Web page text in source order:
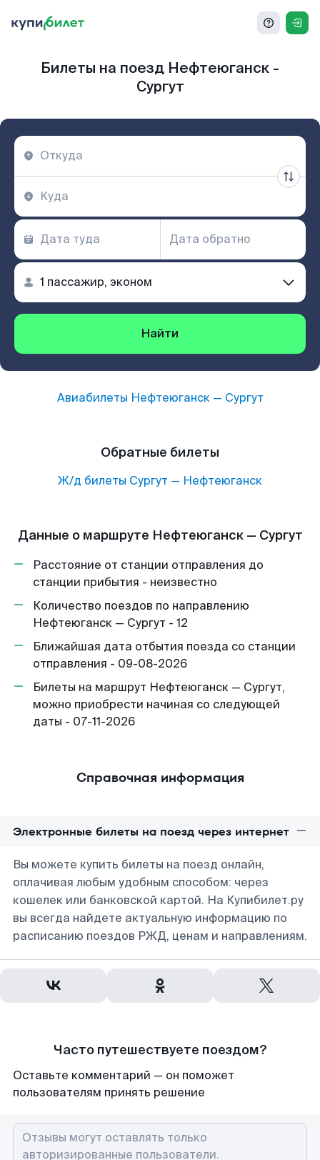
Билеты на поезд Нефтеюганск -
Сургут
Найти
Авиабилеты Нефтеюганск— Сургут
Обратные билеты
Ж/д билеты Сургут — Нефтеюганск
Данные о маршруте Нефтеюганск — Сургут
Расстояние от станции отправления до
станции прибытия - неизвестно
Количество поездов по направлению
Нефтеюганск — Сургут - 12
Ближайшая дата отбытия поезда со станции
отправления - 09-08-2026
Билеты на маршрут Нефтеюганск — Сургут,
можно приобрести начиная со следующей
даты - 07-11-2026
Справочная информация
Электронные билеты на поезд через интернет
Вы можете купить билеты на поезд онлайн,
оплачивая любым удобным способом: через
кошелек или банковской картой. На Купибилет.ру
вы всегда найдете актуальную информацию по
расписанию поездов РЖД, ценам и направлениям.
Часто путешествуете поездом?
Оставьте комментарий — он поможет
пользователям принять решение